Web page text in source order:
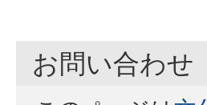
お問い合わせ